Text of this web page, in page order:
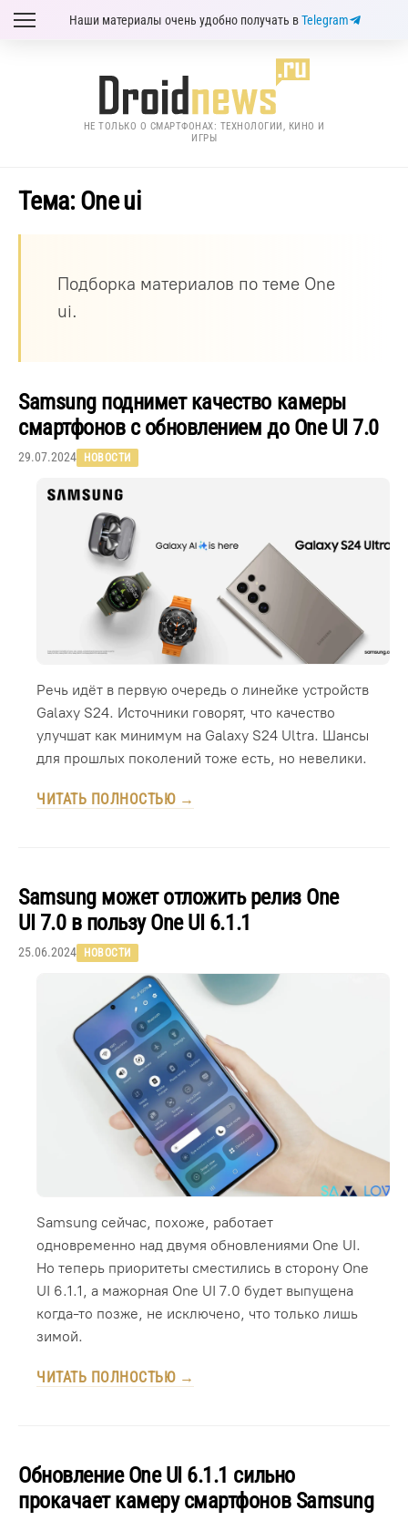
Наши материалы очень удобно получать вTelegram
НЕ ТОЛЬКО О СМАРТФОНАХ: ТЕХНОЛОГИИ, КИНО И
ИГРЫ
Тема: One ui
Подборка материалов по теме One
ui.
Samsung поднимет качество камеры
смартфонов с обновлением до One UI 7.0
29.07.2024 НОВОСТИ
Речь идёт в первую очередь о линейке устройств
Galaxy S24. Источники говорят, что качество
улучшат как минимум на Galaxy S24 Ultra. Шансы
для прошлых поколений тоже есть, но невелики.
ЧИТАТЬ ПОЛНОСТЬЮ →
Samsung может отложить релиз One
UI 7.0 в пользу One UI 6.1.1
25.06.2024 НОВОСТИ
Samsung сейчас, похоже, работает
одновременно над двумя обновлениями One UI.
Но теперь приоритеты сместились в сторону One
UI 6.1.1, а мажорная One UI 7.0 будет выпущена
когда-то позже, не исключено, что только лишь
зимой.
ЧИТАТЬ ПОЛНОСТЬЮ →
Обновление One UI 6.1.1 сильно
прокачает камеру смартфонов Samsung